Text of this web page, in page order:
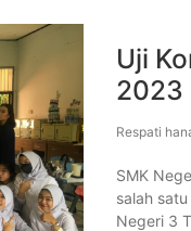
Uji
2023
Respati
SMK
salah
Negeri 3